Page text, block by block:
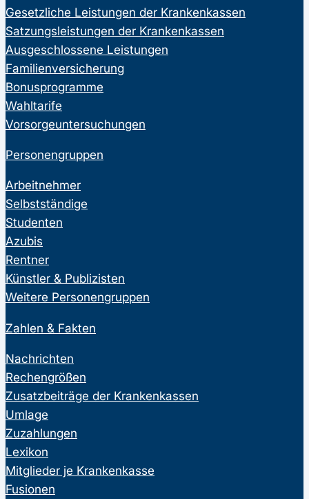
Gesetzliche Leistungen der Krankenkassen
Satzungsleistungen der Krankenkassen
Ausgeschlossene Leistungen
Familienversicherung
Bonusprogramme
Wahltarife
Vorsorgeuntersuchungen
Personengruppen
Arbeitnehmer
Selbstständige
Studenten
Azubis
Rentner
Künstler & Publizisten
Weitere Personengruppen
Zahlen & Fakten
Nachrichten
Rechengrößen
Zusatzbeiträge der Krankenkassen
Umlage
Zuzahlungen
Lexikon
Mitglieder je Krankenkasse
Fusionen